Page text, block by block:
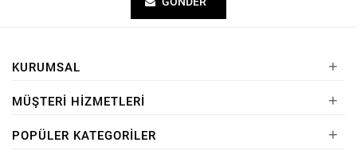
KURUMSAL +
MÜŞTERI HIZMETLERI +
POPÜLER KATEGORILER +